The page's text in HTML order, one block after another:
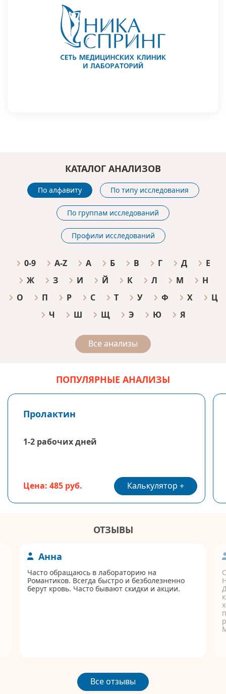
КАТАЛОГ АНАЛИЗОВ
По алфавиту По типу исследования
По группам исследований
Профили исследований
0-9 A-Z А Б В Г Д
Е
Ж
З И Й К Л М
Н
О
П Р С Т У Ф Х
Ц
Ч
Ш Щ Э Ю Я
Все анализы
ПОПУЛЯРНЫЕ АНАЛИЗЫ
Пролактин
1-2 рабочих дней
Цена: 485 руб. Калькулятор
ОТЗЫВЫ
Анна
Часто обращаюсь в лабораторию на
Романтиков. Всегда быстро и безболезненно
берут кровь. Часто бывают скидки и акции.
Все отзывы